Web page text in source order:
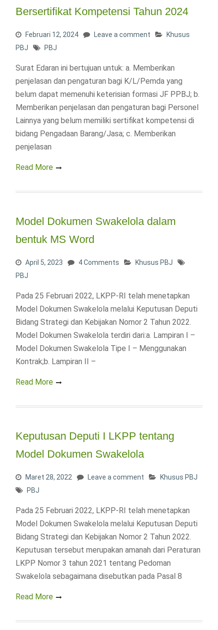
Bersertifikat Kompetensi Tahun 2024
Februari 12, 2024 Leave a comment
Khusus
PBJ
PBJ
Surat Edaran ini bertujuan untuk: a. Memberikan
penjelasan dan pengaturan bagi K/L/Pemda yang
belum dapat memenuhi keterisian formasi JF PPBJ; b.
Memberikan penjelasan dan pengaturan bagi Personel
Lainnya yang belum memiliki sertifikat kompetensi di
bidang Pengadaan Barang/Jasa; c. Memberikan
penjelasan
Read More
Model Dokumen Swakelola dalam
bentuk MS Word
April 5, 2023 4 Comments
Khusus PBJ
PBJ
Pada 25 Februari 2022, LKPP-RI telah menetapkan
Model Dokumen Swakelola melalui Keputusan Deputi
Bidang Strategi dan Kebijakan Nomor 2 Tahun 2022.
Model Dokumen Swakelola terdiri dari:a. Lampiran I –
Model Dokumen Swakelola Tipe I – Menggunakan
Kontrak;b. Lampiran II –
Read More
Keputusan Deputi I LKPP tentang
Model Dokumen Swakelola
Maret 28, 2022 Leave a comment
Khusus PBJ
PBJ
Pada 25 Februari 2022, LKPP-RI telah menetapkan
Model Dokumen Swakelola melalui Keputusan Deputi
Bidang Strategi dan Kebijakan Nomor 2 Tahun 2022.
Keputusan tersebut merupakan amanah dari Peraturan
LKPP Nomor 3 tahun 2021 tentang Pedoman
Swakelola sebagaimana disebutkan pada Pasal 8
Read More